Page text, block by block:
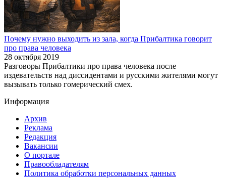
Почему нужно выходить из зала, когда Прибалтика говорит
про права человека
28 октября 2019
Разговоры Прибалтики про права человека после
издевательств над диссидентами и русскими жителями могут
вызывать только гомерический смех.
Информация
Архив
Реклама
Редакция
Вакансии
О портале
Правообладателям
Политика обработки персональных данных